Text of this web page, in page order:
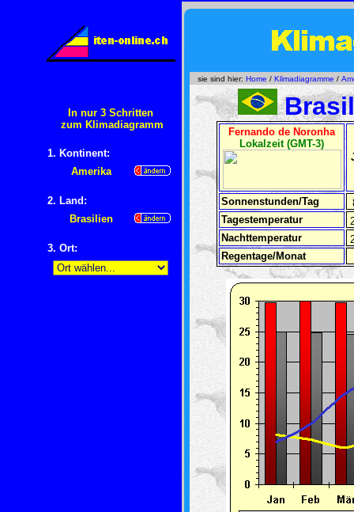
sie sind hier: Home / Klimadiagramme /
In nur 3 Schritten
zum Klimadiagramm
1. Kontinent:
Amerika
2. Land:
Brasilien
3. Ort:
Fernando de Noronha
Lokalzeit (GMT-3)
Sonnenstunden/Tag
Tagestemperatur
Nachttemperatur
Regentage/Monat